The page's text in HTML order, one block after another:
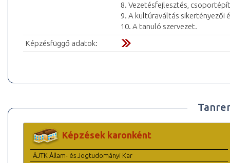
8. Vezetésfejlesztés,
9. A kultúraváltás sikertényezői
10. A tanuló szervezet.
Képzésfüggő adatok:
Képzések karonként
ÁJTK Állam- és Jogtudományi Kar